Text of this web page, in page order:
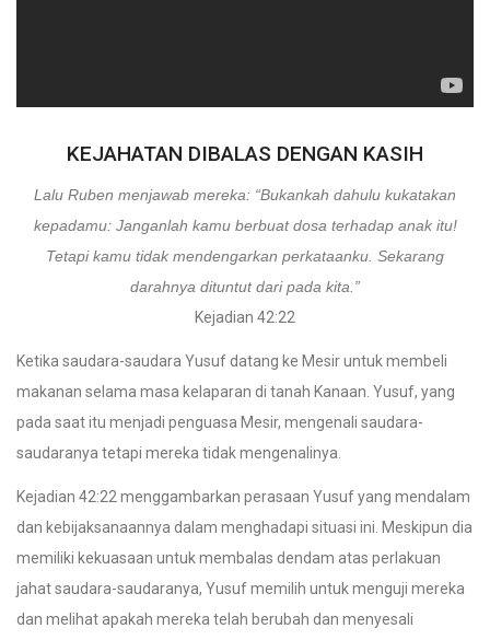
KEJAHATAN DIBALAS DENGAN KASIH
Lalu Ruben menjawab mereka: “Bukankah dahulu kukatakan
kepadamu: Janganlah kamu berbuat dosa terhadap anak itu!
Tetapi kamu tidak mendengarkan perkataanku. Sekarang
darahnya dituntut dari pada kita.”
Kejadian 42:22
Ketika saudara-saudara Yusuf datang ke Mesir untuk membeli
makanan selama masa kelaparan di tanah Kanaan. Yusuf, yang
pada saat itu menjadi penguasa Mesir, mengenali saudara-
saudaranya tetapi mereka tidak mengenalinya.
Kejadian 42:22 menggambarkan perasaan Yusuf yang mendalam
dan kebijaksanaannya dalam menghadapi situasi ini. Meskipun dia
memiliki kekuasaan untuk membalas dendam atas perlakuan
jahat saudara-saudaranya, Yusuf memilih untuk menguji mereka
dan melihat apakah mereka telah berubah dan menyesali